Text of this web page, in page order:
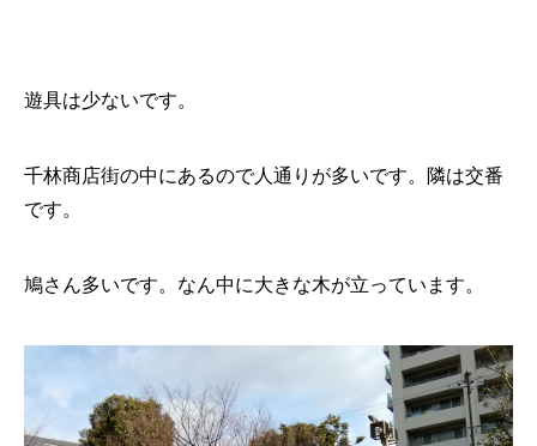
遊具は少ないです。
千林商店街の中にあるので人通りが多いです。隣は交番
です。
鳩さん多いです。なん中に大きな木が立っています。